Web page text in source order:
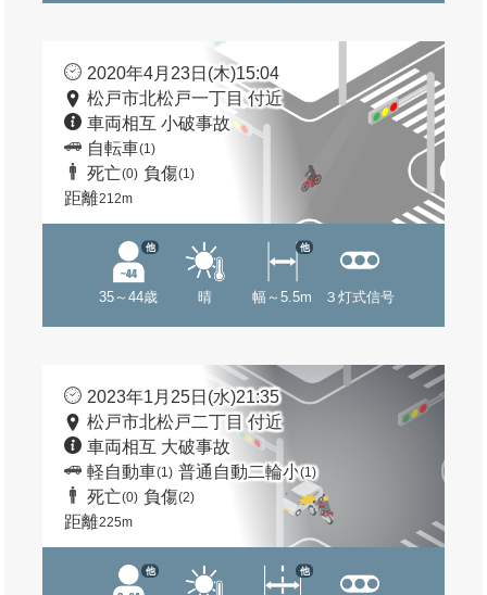
2020年4月23日(木)15:04
松戸市北松戸一丁目 付近
車両相互 小破事故
自転車(1)
死亡(0) 負傷(1)
距離212m
35～44歳
他
晴 幅～5.5m
他
３灯式信号
2023年1月25日(水)21:35
松戸市北松戸二丁目 付近
車両相互 大破事故
軽自動車(1) 普通自動二輪小(1)
死亡(0) 負傷(2)
距離225m
他 他